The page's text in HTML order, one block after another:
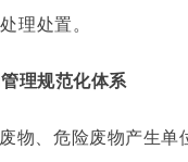
理处置。
理规范化体系
物、危险废物产生